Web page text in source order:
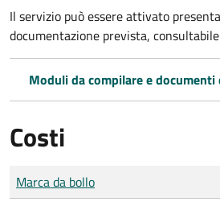
Il servizio può essere attivato
documentazione prevista,
Moduli da compilare e documenti
Costi
Tipo di pagamento
Importo
Marca da bollo